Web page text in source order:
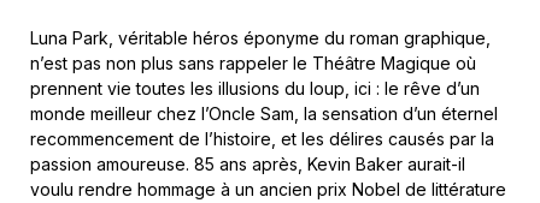
Luna Park, véritable héros éponyme du roman graphique,
n’est pas non plus sans rappeler le Théâtre Magique où
prennent vie toutes les illusions du loup, ici : le rêve d’un
monde meilleur chez l’Oncle Sam, la sensation d’un éternel
recommencement de l’histoire, et les délires causés par la
passion amoureuse. 85 ans après, Kevin Baker aurait-il
voulu rendre hommage à un ancien prix Nobel de littérature